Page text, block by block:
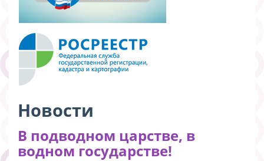
Новости
В подводном царстве, в
водном государстве!